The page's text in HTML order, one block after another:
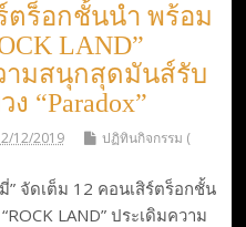
ตร็อกชั้นนำ พร้อม
LAND”
ามสนุกสุดมันส์รับ
“Paradox”
12/2019
ปฏิทินกิจกรรม (
” จัดเต็ม 12 คอนเสิร์ตร็อกชั้น
LAND” ประเดิมความ